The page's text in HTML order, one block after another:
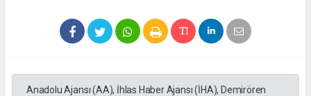
Anadolu Ajansı (AA), İhlas Haber Ajansı (İHA), Demirören